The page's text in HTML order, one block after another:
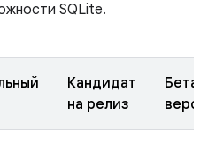
SQLite.
Кандидат
на релиз
Бета-